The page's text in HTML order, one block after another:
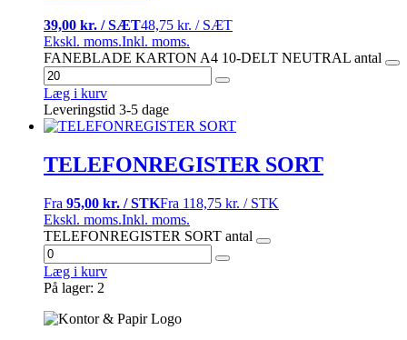
39,00 kr. / SÆT48,75 kr. / SÆT
Ekskl. moms.Inkl. moms.
FANEBLADE KARTON A4 10-DELT NEUTRAL antal
Læg i kurv
Leveringstid 3-5 dage
TELEFONREGISTER SORT
Fra 95,00 kr. / STKFra 118,75 kr. / STK
Ekskl. moms.Inkl. moms.
TELEFONREGISTER SORT antal
Læg i kurv
På lager: 2